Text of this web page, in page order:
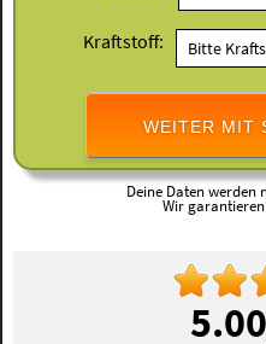
Kraftstoff:
WEITER MIT
Deine Daten
Wir
5.00